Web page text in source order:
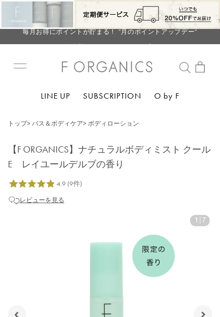
【重要】お盆期間中のお問い合わせと商品配送に関しまして
毎月お得にポイントが貯まる！ “月のポイントアップデー”
LINE お友達登録で500円クーポン プレゼント
【重要】お盆期間中のお問い合わせと商品配送に関しまして
LINE お友達登録で500円クーポン プレゼント
LINE UP SUBSCRIPTION O by F
トップ> バス＆ボディケア> ボディローション
【F ORGANICS】ナチュラルボディミスト クール
E レイユールデルブの香り
レビューを見る
1 7